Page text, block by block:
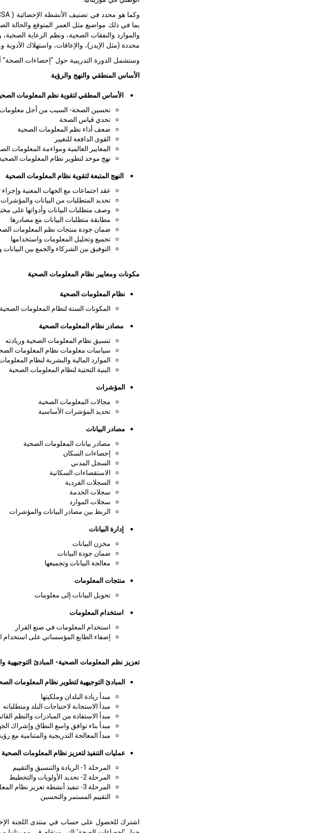
وكما هو محدد في تصنيف الأنشطة الإحصائية (
بما في ذلك مواضيع مثل العمر المتوقع والحالة
والموارد والنفقات الصحية، ونظم الرعاية
محددة (مثل الإيدز)، والإعاقات، واستهلاك
وستشمل الدورة التدريبية حول "إحصاءات الصحة"
الأساس المنطقي والنهج والرؤية
الأساس المطقي لتقوية نظم المعلومات
تحسين الصحة- السبب من أجل
تحدي قياس الصحة
ضعف أداء نظم المعلومات الصحية
القوى الدافعة للتغيير
المعايير العالمية ومواءمة المعلومات
نهج موحد لتطوير نظام المعلومات
النهج المتبعة لتقوية نظام المعلومات الصحية
عقد اجتماعات مع الجهات المعنية وإجراء
تحديد المتطلبات من البيانات والمؤشرات
وصف متطلبات البيانات وأدواتها على
مطابقة متطلبات البيانات مع مصادرها
ضمان جودة منتجات نظم المعلومات
تجميع وتحليل المعلومات واستخدامها
التوفيق بين الشركاء والجمع بين
مكونات ومعايير نظام المعلومات الصحية
نظام المعلومات الصحية
المكونات الستة لنظام المعلومات الصحية
مصادر نظام المعلومات الصحية
تنسيق نظام المعلومات الصحية وريادته
سياسات معلومات نظام المعلومات
الموارد المالية والبشرية لنظام
البنية التحتية لنظام المعلومات الصحية
المؤشرات
مجالات المعلومات الصحية
تحديد المؤشرات الأساسية
مصادر البيانات
مصادر بيانات المعلومات الصحية
إحصاءات السكان
السجل المدني
الاستقصاءات السكانية
السجلات الفردية
سجلات الخدمة
سجلات الموارد
الربط بين مصادر البيانات والمؤشرات
إدارة البيانات
مخزن البيانات
ضمان جودة البيانات
معالجة البيانات وتجميعها
منتجات المعلومات
تحويل البيانات إلى معلومات
استخدام المعلومات
استخدام المعلومات في صنع القرار
إضفاء الطابع المؤسساتي على استخدام
تعزيز نظم المعلومات الصحية- المبادئ التوجيهية
المبادئ التوجيهية لتطوير نظام المعلومات
مبدأ ريادة البلدان وملكيتها
مبدأ الاستجابة لاحتياجات البلد ومتطلباته
مبدأ الاستفادة من المبادرات والنظم
مبدأ بناء توافق واسع النطاق وإشراك
مبدأ المعالجة التدريجية والمتنامية مع
عمليات التنفيذ لتعزيز نظام المعلومات الصحية
المرحلة 1- الريادة والتنسيق والتقييم
المرحلة 2- تحديد الأولويات والتخطيط
المرحلة 3- تنفيذ أنشطة تعزيز نظام المعلومات الصحية
التقييم المستمر والتحسين
اشترك للحصول على حساب في منتدى اللجنة